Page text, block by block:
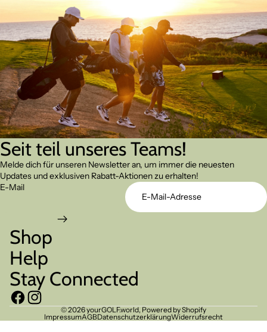
Seit teil unseres Teams!
Melde dich für unseren Newsletter an, um immer die neuesten
Updates und exklusiven Rabatt-Aktionen zu erhalten!
E-Mail
Shop
Help
Stay Connected
© 2026yourGOLF.world, Powered by Shopify
ImpressumAGBDatenschutzerklärungWiderrufsrecht